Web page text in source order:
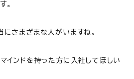
。
にさまざまな人がいますね。
インドを持った方に入社してほしい